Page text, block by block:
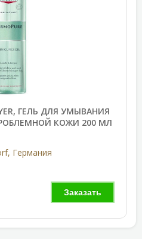
ГЕЛЬ ДЛЯ УМЫВАНИЯ
КОЖИ 200 МЛ
Германия
Заказать